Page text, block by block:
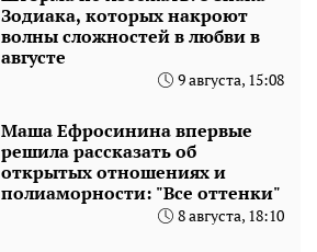
Зодиака, которых накроют
волны сложностей в любви в
августе
9 августа, 15:08
Маша Ефросинина впервые
решила рассказать об
открытых отношениях и
полиаморности: "Все оттенки"
8 августа, 18:10